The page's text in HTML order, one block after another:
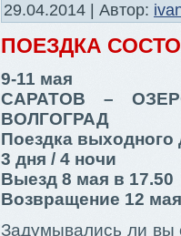
29.04.2014 | Автор:
ПОЕЗДКА
9-11 мая
САРАТОВ –
ВОЛГОГРАД
Поездка выходного
3 дня / 4 ночи
Выезд 8 мая в 17.50
Возвращение 12
Задумывались ли вы